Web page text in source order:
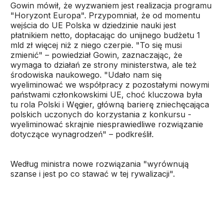
Gowin mówił, że wyzwaniem jest realizacja programu
"Horyzont Europa". Przypomniał, że od momentu
wejścia do UE Polska w dziedzinie nauki jest
płatnikiem netto, dopłacając do unijnego budżetu 1
mld zł więcej niż z niego czerpie. "To się musi
zmienić" – powiedział Gowin, zaznaczając, że
wymaga to działań ze strony ministerstwa, ale też
środowiska naukowego. "Udało nam się
wyeliminować we współpracy z pozostałymi nowymi
państwami członkowskimi UE, choć kluczowa była
tu rola Polski i Węgier, główną barierę zniechęcająca
polskich uczonych do korzystania z konkursu -
wyeliminować skrajnie niesprawiedliwe rozwiązanie
dotyczące wynagrodzeń" – podkreślił.
Według ministra nowe rozwiązania "wyrównują
szanse i jest po co stawać w tej rywalizacji".